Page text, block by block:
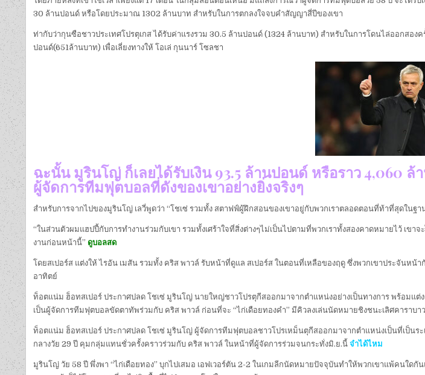
30 ล้านปอนด์ หรือโดยประมาณ 1302 ล้านบาท สำหรับในการตกลงใจจบคำสัญญาสี่ปีของเขา
ท่ากับว่ากุนซือชาวประเทศโปรตุเกส ได้รับค่าแรงรวม 30.5 ล้านปอนด์ (1324 ล้านบาท) สำหรับในการโดนไล่ออกสอ
ปอนด์(651ล้านบาท) เพื่อเลี่ยงทางให้ โอเล่ กุนนาร์ โซลชา
ฉะนั้น มูรินโญ่ ก็เลยได้รับเงิน 93.5 ล้านปอนด์ หรือราว 4,060
ผู้จัดการทีมฟุตบอลที่ดังของเขาอย่างยิ่งจริงๆ
สำหรับการจากไปของมูรินโญ่ เลวี่พูดว่า “โชเซ่ รวมทั้ง สตาฟฟ์ผู้ฝึกสอนของเขาอยู่กับพวกเราตลอดตอนที่ท้าที่สุดใน
“ในส่วนตัวผมแฮปปี้กับการทำงานร่วมกับเขา รวมทั้งเศร้าใจที่สิ่งต่างๆไม่เป็นไปตามที่พวกเราทั้งสองคาดหมายไว้ เ
งานก่อนหน้านี้” ดูบอลสด
โดยสเปอร์ส แต่งให้ ไรอัน เมสัน รวมทั้ง คริส พาวล์ รับหน้าที่ดูแล สเปอร์ส ในตอนที่เหลือของฤดู ซึ่งพวกเขาประจันหน้
อาทิตย์
ท็อตแน่ม ฮ็อทสเปอร์ ประกาศปลด โชเซ่ มูรินโญ่ นายใหญ่ชาวโปรตุกีสออกมาจากตำแหน่งอย่างเป็นทางการ พร้อมแต่
เป็นผู้จัดการทีมฟุตบอลขัดตาทัพร่วมกับ คริส พาวล์ ก่อนที่จะ “ไก่เดือยทองคำ” มีคิวลงเล่นนัดหมายชิงชนะเลิศคาราบา
ท็อตแน่ม ฮ็อทสเปอร์ ประกาศปลด โชเซ่ มูรินโญ่ ผู้จัดการทีมฟุตบอลชาวโปรเหม็นตุกีสออกมาจากตำแหน่งเป็นที่เป็นระ
กลางวัย 29 ปี คุมกลุ่มแทนชั่วครั้งคราวร่วมกับ คริส พาวล์ ในหน้าที่ผู้จัดการร่วมจนกระทั่งมิ.ย.นี้ จำได้ไหม
มูรินโญ่ วัย 58 ปี พึ่งพา “ไก่เดือยทอง” บุกไปเสมอ เอฟเวอร์ตัน 2-2 ในเกมลีกนัดหมายปัจจุบันทำให้พวกเขาแพ้คนใด